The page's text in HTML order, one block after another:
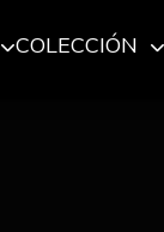
COLECCIÓN